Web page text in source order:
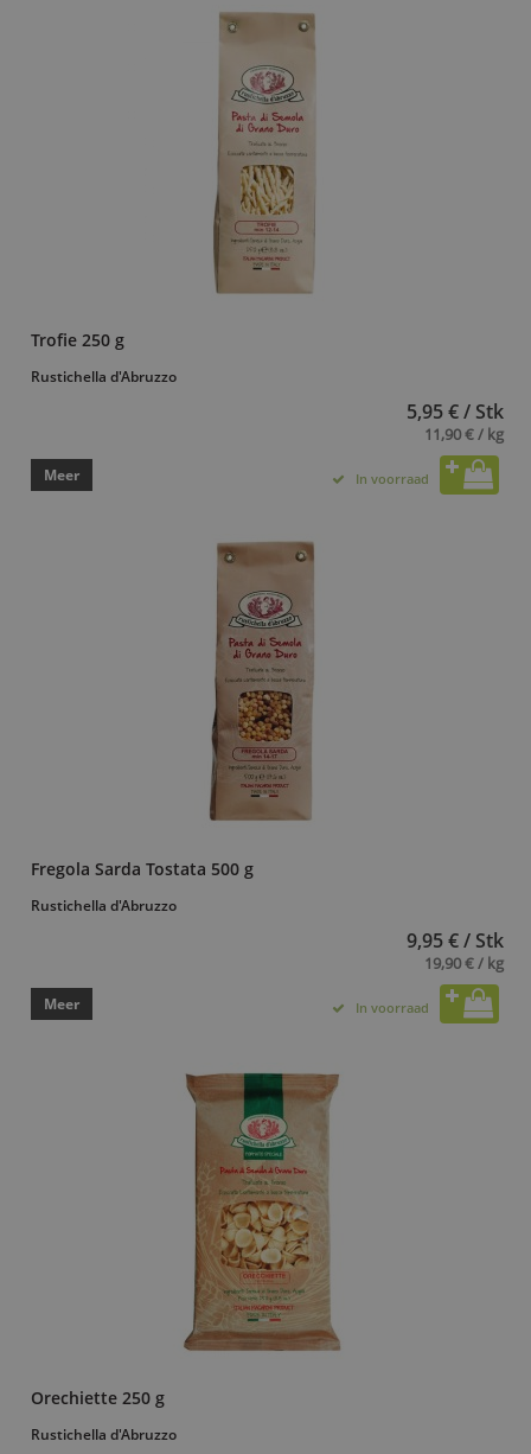
Trofie 250 g
Rustichella d'Abruzzo
5,95 € / Stk
11,90 € / kg
Meer In voorraad
Fregola Sarda Tostata 500 g
Rustichella d'Abruzzo
9,95 € / Stk
19,90 € / kg
Meer In voorraad
Orechiette 250 g
Rustichella d'Abruzzo